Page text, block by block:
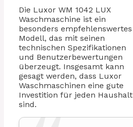
Die Luxor WM 1042 LUX
Waschmaschine ist ein
besonders empfehlenswertes
Modell, das mit seinen
technischen Spezifikationen
und Benutzerbewertungen
überzeugt. Insgesamt kann
gesagt werden, dass Luxor
Waschmaschinen eine gute
Investition für jeden Haushalt
sind.